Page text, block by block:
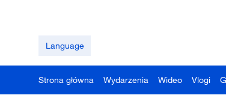
Language
Strona główna Wydarzenia Wideo Vlogi